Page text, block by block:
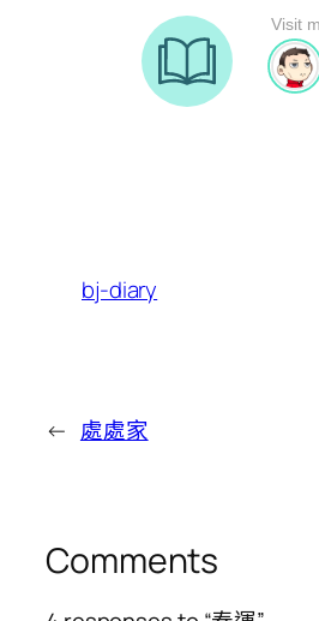
bj-diary
← 處處家
Comments